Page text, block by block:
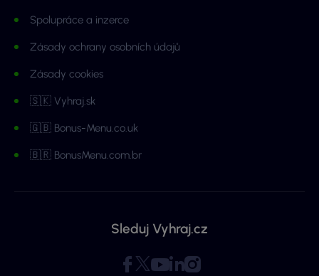
Spolupráce a inzerce
Zásady ochrany osobních údajů
Zásady cookies
🇸🇰 Vyhraj.sk
🇬🇧 Bonus-Menu.co.uk
🇧🇷 BonusMenu.com.br
Sleduj Vyhraj.cz